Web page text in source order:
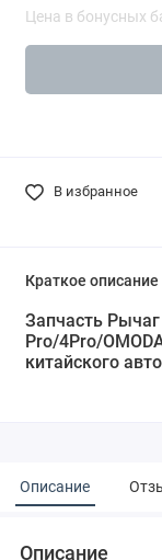
Цена в бонусных
В избранное
Краткое описание
Запчасть
Pro/4Pro/
китайского
Описание
Описание